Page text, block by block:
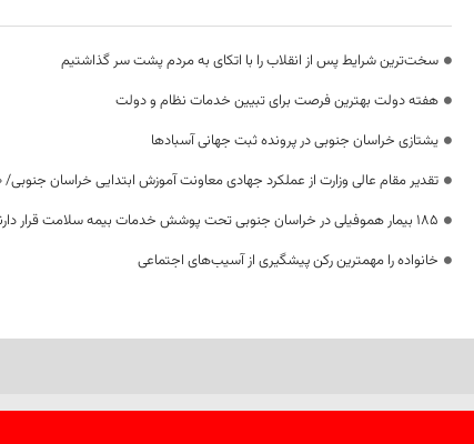
سخت‌ترین شرایط پس از انقلاب را با اتکای به مردم پشت سر گذاشتیم
هفته دولت بهترین فرصت برای تبیین خدمات نظام و دولت
یشتازی خراسان جنوبی در پرونده ثبت جهانی آسبادها
تقدیر مقام عالی وزارت از عملکرد جهادی معاونت آموزش ابتدایی خراسان جنوبی/ ۴۶۰۰ دانش‌آموز زیر چتر «طرح حامی»
۱۸۵ بیمار هموفیلی در خراسان جنوبی تحت پوشش خدمات بیمه سلامت قرار دارند
خانواده را مهمترین رکن پیشگیری از آسیب‌های اجتماعی